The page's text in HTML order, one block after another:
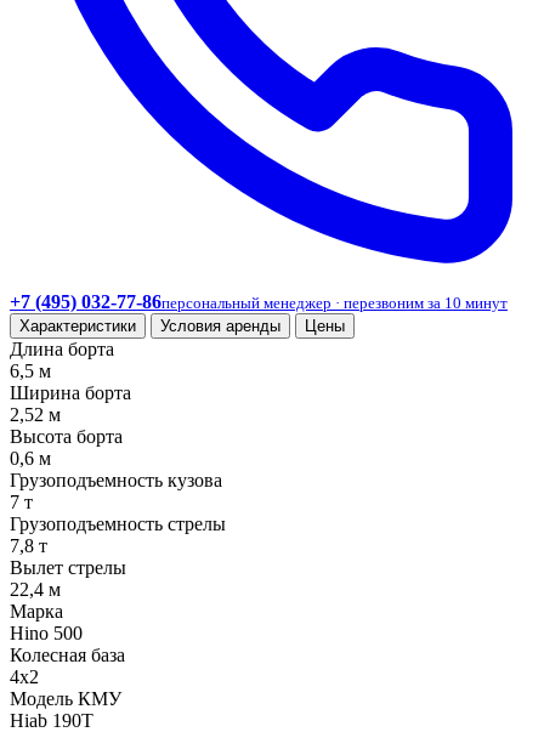
+7 (495) 032-77-86персональный менеджер · перезвоним за 10 минут
Характеристики
Условия аренды Цены
Длина борта
6,5 м
Ширина борта
2,52 м
Высота борта
0,6 м
Грузоподъемность кузова
7 т
Грузоподъемность стрелы
7,8 т
Вылет стрелы
22,4 м
Марка
Hino 500
Колесная база
4x2
Модель КМУ
Hiab 190T